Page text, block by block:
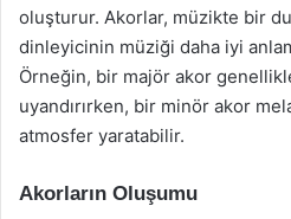
oluşturur. Akorlar, müzikte bir
dinleyicinin müziği daha iyi
Örneğin, bir majör akor
uyandırırken, bir minör akor
atmosfer yaratabilir.
Akorların Oluşumu